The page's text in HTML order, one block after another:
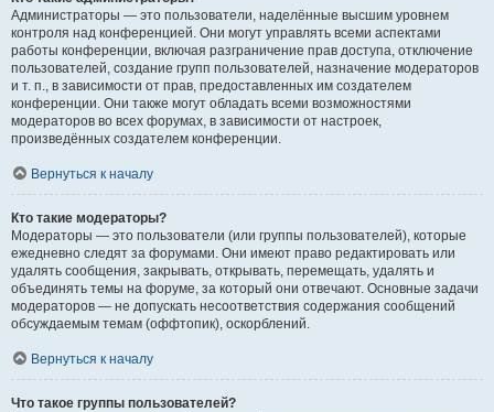
Администраторы — это пользователи, наделённые высшим уровнем
контроля над конференцией. Они могут управлять всеми аспектами
работы конференции, включая разграничение прав доступа, отключение
пользователей, создание групп пользователей, назначение модераторов
и т. п., в зависимости от прав, предоставленных им создателем
конференции. Они также могут обладать всеми возможностями
модераторов во всех форумах, в зависимости от настроек,
произведённых создателем конференции.
Вернуться к началу
Кто такие модераторы?
Модераторы — это пользователи (или группы пользователей), которые
ежедневно следят за форумами. Они имеют право редактировать или
удалять сообщения, закрывать, открывать, перемещать, удалять и
объединять темы на форуме, за который они отвечают. Основные задачи
модераторов — не допускать несоответствия содержания сообщений
обсуждаемым темам (оффтопик), оскорблений.
Вернуться к началу
Что такое группы пользователей?